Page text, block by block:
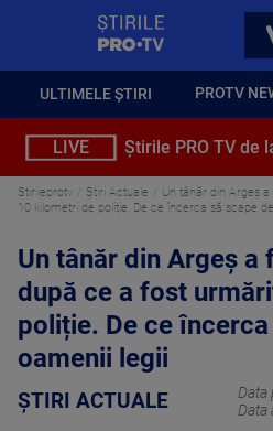
ULTIMELE ȘTIRI PROTV
LIVE Știrile PRO TV de
Stirileprotv Știri Actuale
Un tânăr din Argeș
10 kilometri de poliție. De ce încerca să scape
Un tânăr din Argeș a
după ce a fost
poliție. De ce
oamenii legii
ȘTIRI ACTUALE Data
Data